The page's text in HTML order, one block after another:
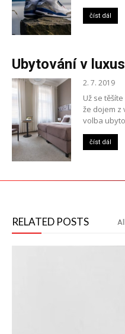
číst dál
Ubytování v
2. 7. 2019
Už se
že dojem z
volba
číst dál
RELATED POSTS All